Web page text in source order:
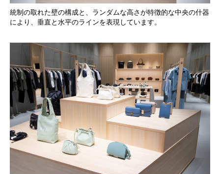
統制の取れた壁の構成と、ランダムな高さが特徴的な中央の什器
により、垂直と水平のラインを表現しています。